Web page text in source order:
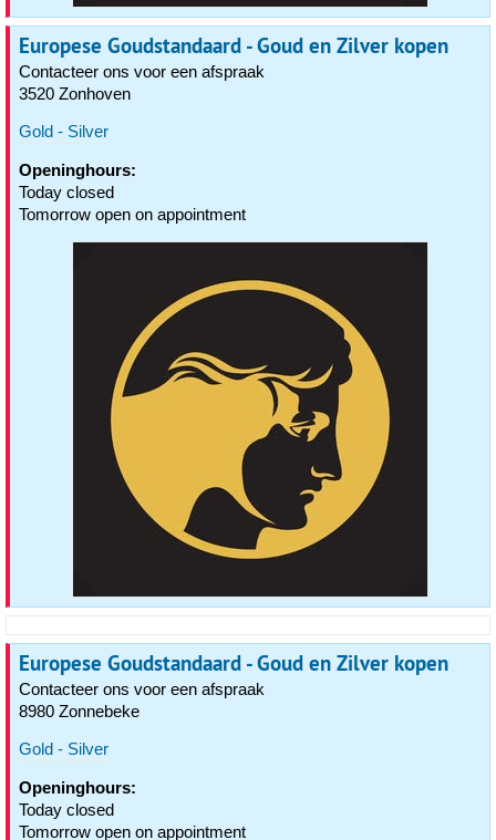
Europese Goudstandaard - Goud en Zilver kopen
Contacteer ons voor een afspraak
3520 Zonhoven
Gold - Silver
Openinghours:
Today closed
Tomorrow open on appointment
Europese Goudstandaard - Goud en Zilver kopen
Contacteer ons voor een afspraak
8980 Zonnebeke
Gold - Silver
Openinghours:
Today closed
Tomorrow open on appointment